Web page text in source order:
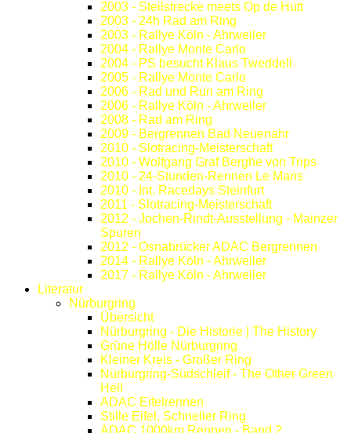
2003 - Steilstrecke meets Op de Hütt
2003 - 24h Rad am Ring
2003 - Rallye Köln - Ahrweiler
2004 - Rallye Monte Carlo
2004 - PS besucht Klaus Tweddell
2005 - Rallye Monte Carlo
2006 - Rad und Run am Ring
2006 - Rallye Köln - Ahrweiler
2008 - Rad am Ring
2009 - Bergrennen Bad Neuenahr
2010 - Slotracing-Meisterschaft
2010 - Wolfgang Graf Berghe von Trips
2010 - 24-Stunden-Rennen Le Mans
2010 - Int. Racedays Steinfurt
2011 - Slotracing-Meisterschaft
2012 - Jochen-Rindt-Ausstellung - Mainzer
Spuren
2012 - Osnabrücker ADAC Bergrennen
2014 - Rallye Köln - Ahrweiler
2017 - Rallye Köln - Ahrweiler
Literatur
Nürburgring
Übersicht
Nürburgring - Die Historie | The History
Grüne Hölle Nürburgring
Kleiner Kreis - Großer Ring
Nürburgring-Südschleif - The Other Green
Hell
ADAC Eifelrennen
Stille Eifel, Schneller Ring
ADAC 1000km Rennen - Band 2